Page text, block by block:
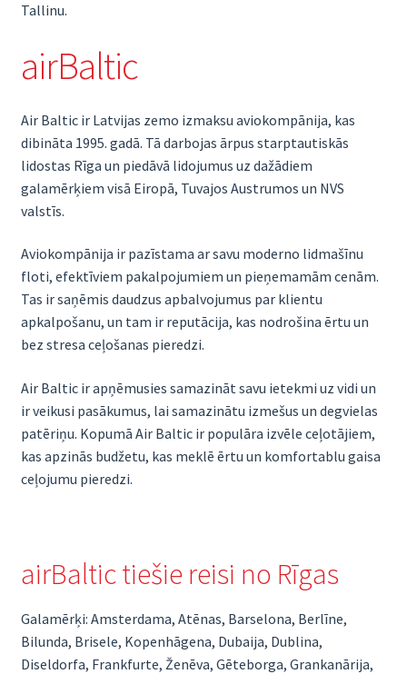
Tallinu.
airBaltic
Air Baltic ir Latvijas zemo izmaksu aviokompānija, kas
dibināta 1995. gadā. Tā darbojas ārpus starptautiskās
lidostas Rīga un piedāvā lidojumus uz dažādiem
galamērķiem visā Eiropā, Tuvajos Austrumos un NVS
valstīs.
Aviokompānija ir pazīstama ar savu moderno lidmašīnu
floti, efektīviem pakalpojumiem un pieņemamām cenām.
Tas ir saņēmis daudzus apbalvojumus par klientu
apkalpošanu, un tam ir reputācija, kas nodrošina ērtu un
bez stresa ceļošanas pieredzi.
Air Baltic ir apņēmusies samazināt savu ietekmi uz vidi un
ir veikusi pasākumus, lai samazinātu izmešus un degvielas
patēriņu. Kopumā Air Baltic ir populāra izvēle ceļotājiem,
kas apzinās budžetu, kas meklē ērtu un komfortablu gaisa
ceļojumu pieredzi.
airBaltic tiešie reisi no Rīgas
Galamērķi: Amsterdama, Atēnas, Barselona, Berlīne,
Bilunda, Brisele, Kopenhāgena, Dubaija, Dublina,
Diseldorfa, Frankfurte, Ženēva, Gēteborga, Grankanārija,